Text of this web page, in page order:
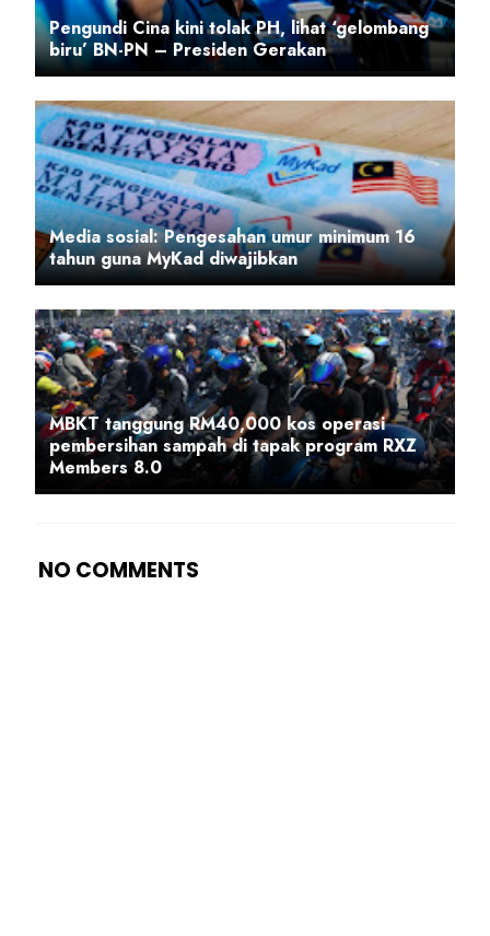
Pengundi Cina kini tolak PH, lihat ‘gelombang
biru’ BN-PN – Presiden Gerakan
Media sosial: Pengesahan umur minimum 16
tahun guna MyKad diwajibkan
MBKT tanggung RM40,000 kos operasi
pembersihan sampah di tapak program RXZ
Members 8.0
NO COMMENTS